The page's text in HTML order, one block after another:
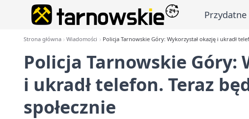
Przydatne
Strona główna Wiadomości Policja Tarnowskie Góry: Wykorzystał okazję i ukradł
Policja Tarnowskie Góry:
i ukradł telefon. Teraz
społecznie